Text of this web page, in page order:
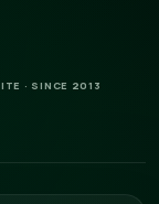
· SINCE 2013